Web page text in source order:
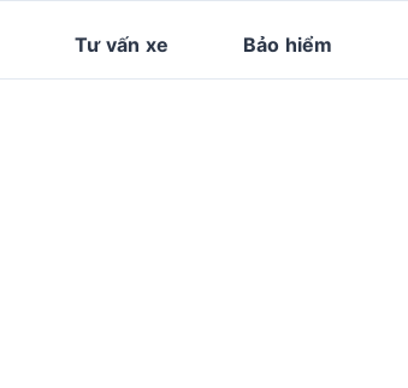
Tư vấn xe Bảo hiểm